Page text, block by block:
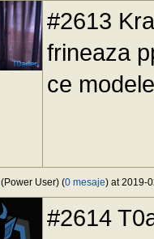
#2613
frineaza
ce
(Power User) (0 mesaje) at 2019-
#2614